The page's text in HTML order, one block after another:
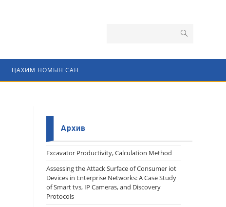
ЦАХИМ НОМЫН САН
Архив
Еxcavator Productivity, Calculation Method
Assessing the Attack Surface of Consumer iot
Devices in Enterprise Networks: A Case Study
of Smart tvs, IP Cameras, and Discovery
Protocols